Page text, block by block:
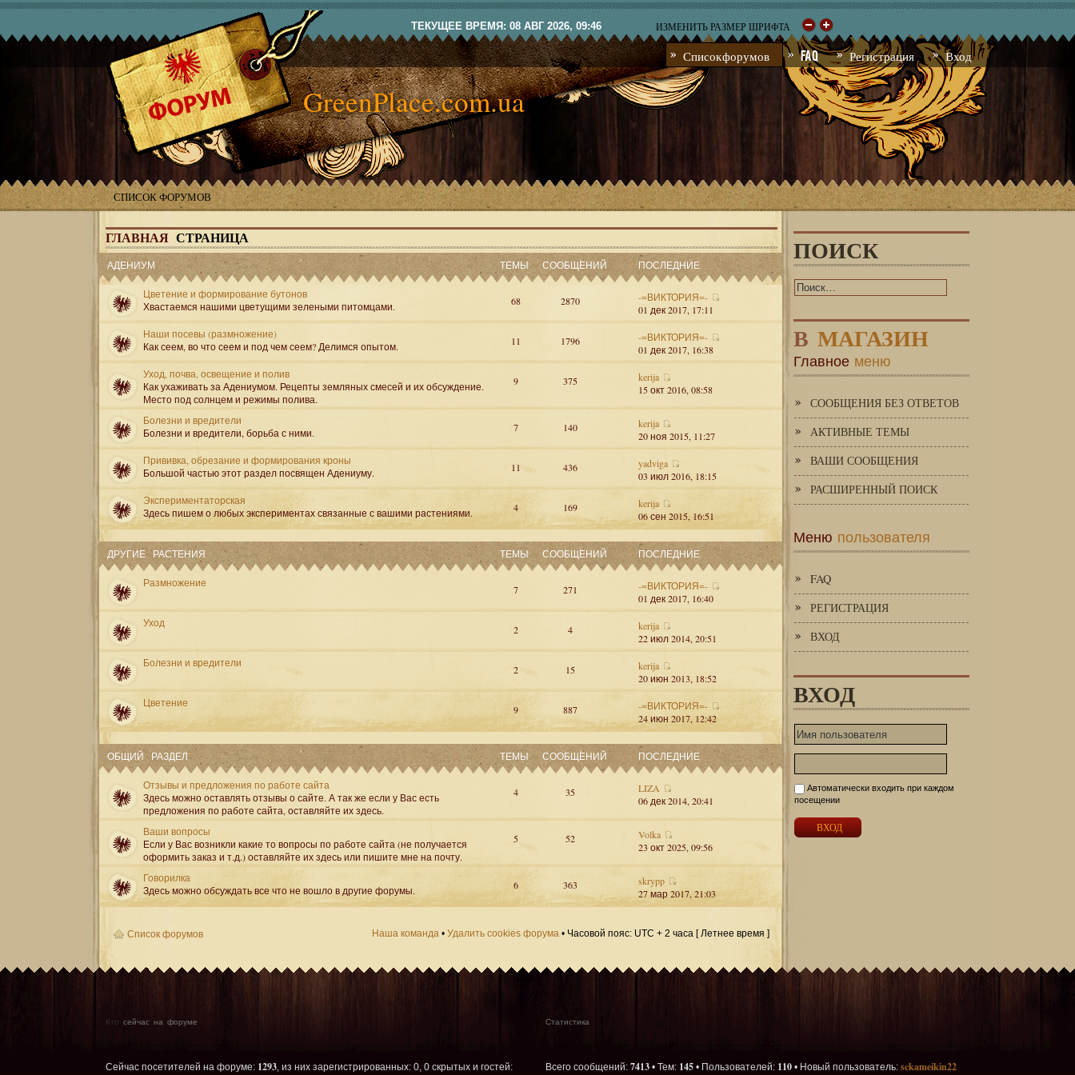
ТЕКУЩЕЕ ВРЕМЯ: 08 АВГ 2026, 09:46 ИЗМЕНИТЬ РАЗМЕР ШРИФТА
Список форумов FAQ Регистрация Вход
GreenPlace.com.ua
СПИСОК ФОРУМОВ
ГЛАВНАЯ СТРАНИЦА
АДЕНИУМ ТЕМЫ СООБЩЕНИЙ ПОСЛЕДНИЕ
Цветение и формирование бутонов
Хвастаемся нашими цветущими зелеными питомцами.
68 2870
-=ВИКТОРИЯ=-
01 дек 2017, 17:11
Наши посевы (размножение)
Как сеем, во что сеем и под чем сеем? Делимся опытом.
11 1796
-=ВИКТОРИЯ=-
01 дек 2017, 16:38
Уход, почва, освещение и полив
Как ухаживать за Адениумом. Рецепты земляных смесей и их обсуждение.
Место под солнцем и режимы полива.
9 375
kerija
15 окт 2016, 08:58
Болезни и вредители
Болезни и вредители, борьба с ними.
7 140
kerija
20 ноя 2015, 11:27
Прививка, обрезание и формирования кроны
Большой частью этот раздел посвящен Адениуму.
11 436
yadviga
03 июл 2016, 18:15
Экспериментаторская
Здесь пишем о любых экспериментах связанные с вашими растениями.
4 169
kerija
06 сен 2015, 16:51
ДРУГИЕ РАСТЕНИЯ ТЕМЫ СООБЩЕНИЙ ПОСЛЕДНИЕ
Размножение
7 271
-=ВИКТОРИЯ=-
01 дек 2017, 16:40
Уход
2 4
kerija
22 июл 2014, 20:51
Болезни и вредители
2 15
kerija
20 июн 2013, 18:52
Цветение
9 887
-=ВИКТОРИЯ=-
24 июн 2017, 12:42
ОБЩИЙ РАЗДЕЛ ТЕМЫ СООБЩЕНИЙ ПОСЛЕДНИЕ
Отзывы и предложения по работе сайта
Здесь можно оставлять отзывы о сайте. А так же если у Вас есть
предложения по работе сайта, оставляйте их здесь.
4 35
LIZA
06 дек 2014, 20:41
Ваши вопросы
Если у Вас возникли какие то вопросы по работе сайта (не получается
оформить заказ и т.д.) оставляйте их здесь или пишите мне на почту.
5 52
Volka
23 окт 2025, 09:56
Говорилка
Здесь можно обсуждать все что не вошло в другие форумы.
6 363
skrypp
27 мар 2017, 21:03
Список форумов Наша команда • Удалить cookies форума • Часовой пояс: UTC + 2 часа [ Летнее время ]
ПОИСК
В МАГАЗИН
Главное меню
СООБЩЕНИЯ БЕЗ ОТВЕТОВ
АКТИВНЫЕ ТЕМЫ
ВАШИ СООБЩЕНИЯ
РАСШИРЕННЫЙ ПОИСК
Меню пользователя
FAQ
РЕГИСТРАЦИЯ
ВХОД
ВХОД
Автоматически входить при каждом
посещении
Кто сейчас на форуме
Сейчас посетителей на форуме: 1293, из них зарегистрированных: 0, 0 скрытых и гостей:
Статистика
Всего сообщений: 7413 • Тем: 145 • Пользователей: 110 • Новый пользователь: sckameikin22